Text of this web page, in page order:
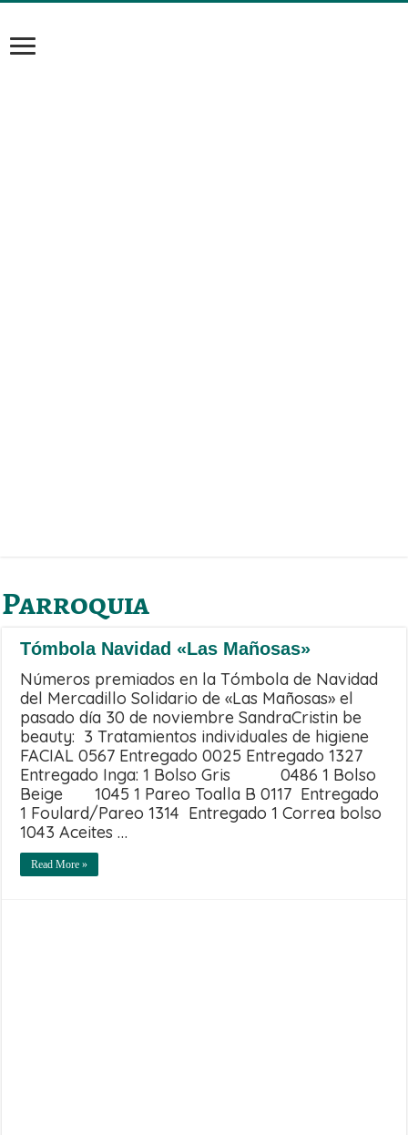
Parroquia
Tómbola Navidad «Las Mañosas»
Números premiados en la Tómbola de Navidad
del Mercadillo Solidario de «Las Mañosas» el
pasado día 30 de noviembre SandraCristin be
beauty: 3 Tratamientos individuales de higiene
FACIAL 0567 Entregado 0025 Entregado 1327
Entregado Inga: 1 Bolso Gris 0486 1 Bolso
Beige 1045 1 Pareo Toalla B 0117 Entregado
1 Foulard/Pareo 1314 Entregado 1 Correa bolso
1043 Aceites …
Read More »